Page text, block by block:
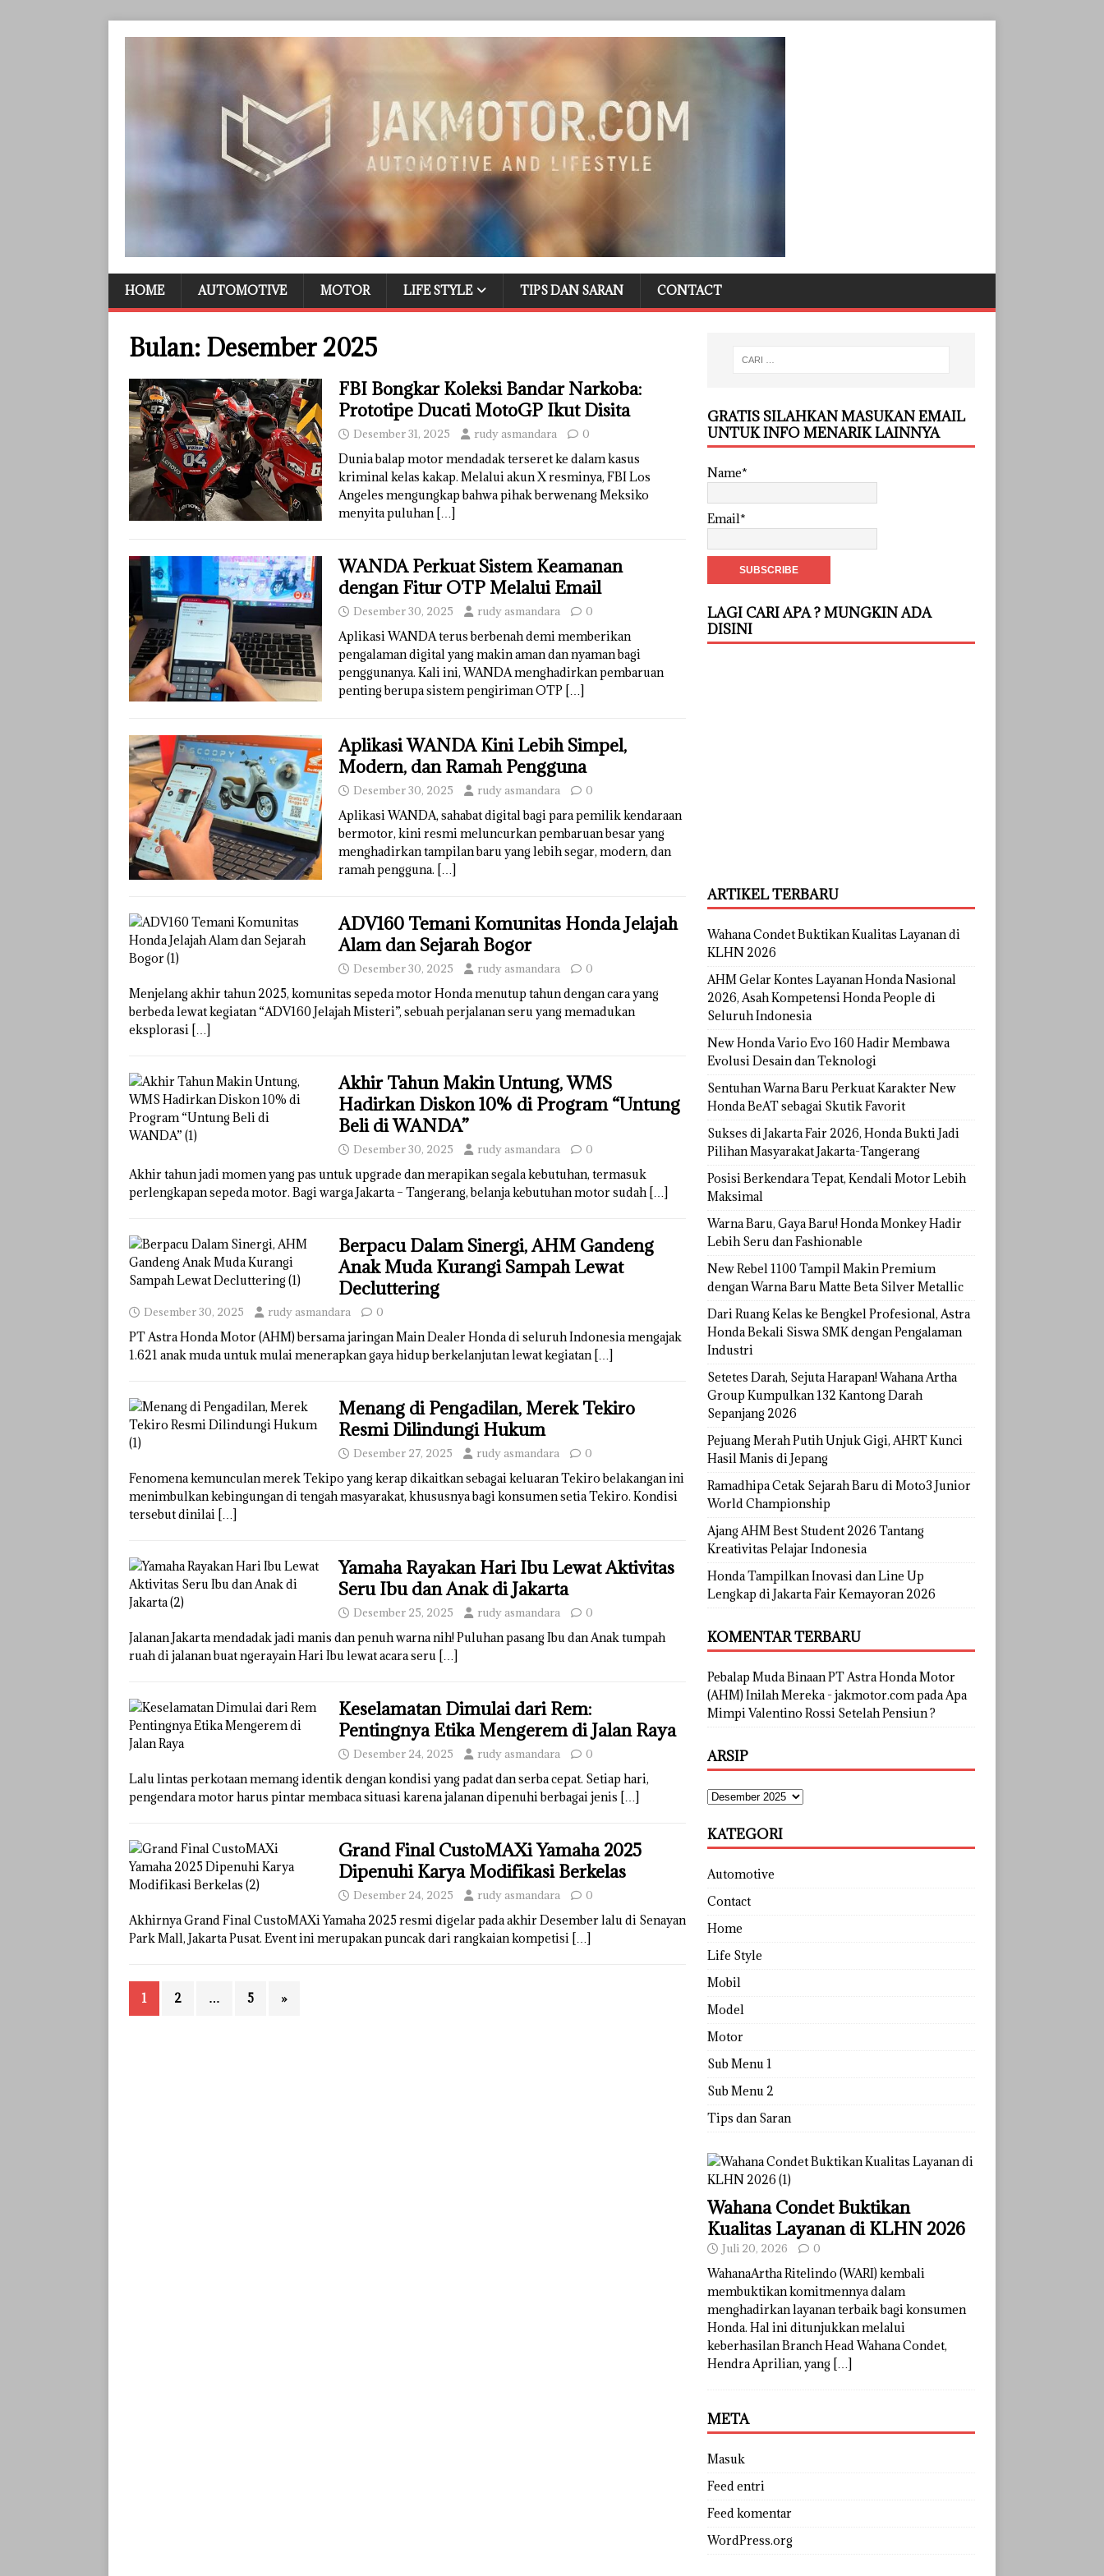
HOME AUTOMOTIVE MOTOR LIFE STYLE TIPS DAN SARAN CONTACT
Bulan: Desember 2025
FBI Bongkar Koleksi Bandar Narkoba:
Prototipe Ducati MotoGP Ikut Disita
Desember 31, 2025 rudy asmandara 0
Dunia balap motor mendadak terseret ke dalam kasus
kriminal kelas kakap. Melalui akun X resminya, FBI Los
Angeles mengungkap bahwa pihak berwenang Meksiko
menyita puluhan […]
WANDA Perkuat Sistem Keamanan
dengan Fitur OTP Melalui Email
Desember 30, 2025 rudy asmandara 0
Aplikasi WANDA terus berbenah demi memberikan
pengalaman digital yang makin aman dan nyaman bagi
penggunanya. Kali ini, WANDA menghadirkan pembaruan
penting berupa sistem pengiriman OTP […]
Aplikasi WANDA Kini Lebih Simpel,
Modern, dan Ramah Pengguna
Desember 30, 2025 rudy asmandara 0
Aplikasi WANDA, sahabat digital bagi para pemilik kendaraan
bermotor, kini resmi meluncurkan pembaruan besar yang
menghadirkan tampilan baru yang lebih segar, modern, dan
ramah pengguna. […]
ADV160 Temani Komunitas Honda Jelajah
Alam dan Sejarah Bogor
Desember 30, 2025 rudy asmandara 0
Menjelang akhir tahun 2025, komunitas sepeda motor Honda menutup tahun dengan cara yang
berbeda lewat kegiatan “ADV160 Jelajah Misteri”, sebuah perjalanan seru yang memadukan
eksplorasi […]
Akhir Tahun Makin Untung, WMS
Hadirkan Diskon 10% di Program “Untung
Beli di WANDA”
Desember 30, 2025 rudy asmandara 0
Akhir tahun jadi momen yang pas untuk upgrade dan merapikan segala kebutuhan, termasuk
perlengkapan sepeda motor. Bagi warga Jakarta – Tangerang, belanja kebutuhan motor sudah […]
Berpacu Dalam Sinergi, AHM Gandeng
Anak Muda Kurangi Sampah Lewat
Decluttering
Desember 30, 2025 rudy asmandara 0
PT Astra Honda Motor (AHM) bersama jaringan Main Dealer Honda di seluruh Indonesia mengajak
1.621 anak muda untuk mulai menerapkan gaya hidup berkelanjutan lewat kegiatan […]
Menang di Pengadilan, Merek Tekiro
Resmi Dilindungi Hukum
Desember 27, 2025 rudy asmandara 0
Fenomena kemunculan merek Tekipo yang kerap dikaitkan sebagai keluaran Tekiro belakangan ini
menimbulkan kebingungan di tengah masyarakat, khususnya bagi konsumen setia Tekiro. Kondisi
tersebut dinilai […]
Yamaha Rayakan Hari Ibu Lewat Aktivitas
Seru Ibu dan Anak di Jakarta
Desember 25, 2025 rudy asmandara 0
Jalanan Jakarta mendadak jadi manis dan penuh warna nih! Puluhan pasang Ibu dan Anak tumpah
ruah di jalanan buat ngerayain Hari Ibu lewat acara seru […]
Keselamatan Dimulai dari Rem:
Pentingnya Etika Mengerem di Jalan Raya
Desember 24, 2025 rudy asmandara 0
Lalu lintas perkotaan memang identik dengan kondisi yang padat dan serba cepat. Setiap hari,
pengendara motor harus pintar membaca situasi karena jalanan dipenuhi berbagai jenis […]
Grand Final CustoMAXi Yamaha 2025
Dipenuhi Karya Modifikasi Berkelas
Desember 24, 2025 rudy asmandara 0
Akhirnya Grand Final CustoMAXi Yamaha 2025 resmi digelar pada akhir Desember lalu di Senayan
Park Mall, Jakarta Pusat. Event ini merupakan puncak dari rangkaian kompetisi […]
1 2 … 5 »
GRATIS SILAHKAN MASUKAN EMAIL
UNTUK INFO MENARIK LAINNYA
Name*
Email*
LAGI CARI APA ? MUNGKIN ADA
DISINI
ARTIKEL TERBARU
Wahana Condet Buktikan Kualitas Layanan di
KLHN 2026
AHM Gelar Kontes Layanan Honda Nasional
2026, Asah Kompetensi Honda People di
Seluruh Indonesia
New Honda Vario Evo 160 Hadir Membawa
Evolusi Desain dan Teknologi
Sentuhan Warna Baru Perkuat Karakter New
Honda BeAT sebagai Skutik Favorit
Sukses di Jakarta Fair 2026, Honda Bukti Jadi
Pilihan Masyarakat Jakarta-Tangerang
Posisi Berkendara Tepat, Kendali Motor Lebih
Maksimal
Warna Baru, Gaya Baru! Honda Monkey Hadir
Lebih Seru dan Fashionable
New Rebel 1100 Tampil Makin Premium
dengan Warna Baru Matte Beta Silver Metallic
Dari Ruang Kelas ke Bengkel Profesional, Astra
Honda Bekali Siswa SMK dengan Pengalaman
Industri
Setetes Darah, Sejuta Harapan! Wahana Artha
Group Kumpulkan 132 Kantong Darah
Sepanjang 2026
Pejuang Merah Putih Unjuk Gigi, AHRT Kunci
Hasil Manis di Jepang
Ramadhipa Cetak Sejarah Baru di Moto3 Junior
World Championship
Ajang AHM Best Student 2026 Tantang
Kreativitas Pelajar Indonesia
Honda Tampilkan Inovasi dan Line Up
Lengkap di Jakarta Fair Kemayoran 2026
KOMENTAR TERBARU
Pebalap Muda Binaan PT Astra Honda Motor
(AHM) Inilah Mereka - jakmotor.compadaApa
Mimpi Valentino Rossi Setelah Pensiun ?
ARSIP
KATEGORI
Automotive
Contact
Home
Life Style
Mobil
Model
Motor
Sub Menu 1
Sub Menu 2
Tips dan Saran
Wahana Condet Buktikan
Kualitas Layanan di KLHN 2026
Juli 20, 2026 0
WahanaArtha Ritelindo (WARI) kembali
membuktikan komitmennya dalam
menghadirkan layanan terbaik bagi konsumen
Honda. Hal ini ditunjukkan melalui
keberhasilan Branch Head Wahana Condet,
Hendra Aprilian, yang […]
META
Masuk
Feed entri
Feed komentar
WordPress.org